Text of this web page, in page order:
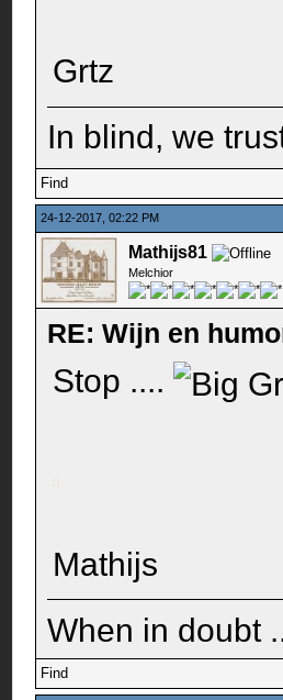
Grtz
In blind, we
Find
24-12-2017, 02:22 PM
Mathijs81
Melchior
RE: Wijn en
Stop ....
Mathijs
When in doubt
Find